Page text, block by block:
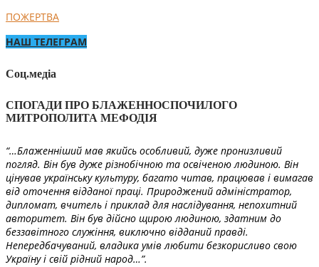
ПОЖЕРТВА
НАШ ТЕЛЕГРАМ
Соц.медіа
СПОГАДИ ПРО БЛАЖЕННОСПОЧИЛОГО
МИТРОПОЛИТА МЕФОДІЯ
“…Блаженніший мав якийсь особливий, дуже пронизливий
погляд. Він був дуже різнобічною та освіченою людиною. Він
цінував українську культуру, багато читав, працював і вимагав
від оточення відданої праці. Природжений адміністратор,
дипломат, вчитель і приклад для наслідування, непохитний
авторитет. Він був дійсно щирою людиною, здатним до
беззавітного служіння, виключно відданий правді.
Непередбачуваний, владика умів любити безкорисливо свою
Україну і свій рідний народ…”.